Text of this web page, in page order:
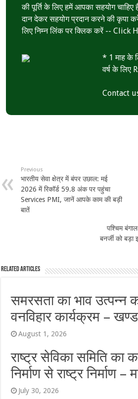
की पूर्ति के लिए हमें आपका सहयोग
दान देकर सहयोग प्रदान करने की कृपा
लिए निम्न लिंक पर क्लिक करें --Click
* 1 माह के
वर्ष के लिए
Contact
Previous
भारतीय सेवा क्षेत्र में बंपर उछाल: मई
2026 में रिकॉर्ड 59.8 अंक पर पहुंचा
Services PMI, जानें आपके काम की बड़ी
बातें
पश्चिम
बनर्जी को
Related Articles
समरसता का भाव उत्पन्न
वनविहार कार्यक्रम –
August 1, 2026
राष्ट्र सेविका समिति का
निर्माण से राष्ट्र निर्माण –
July 30, 2026